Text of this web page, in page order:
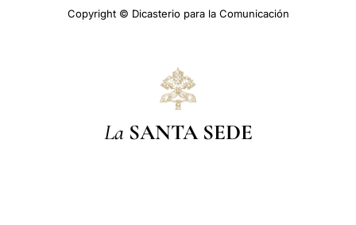
Copyright © Dicasterio para la Comunicación
La SANTA SEDE